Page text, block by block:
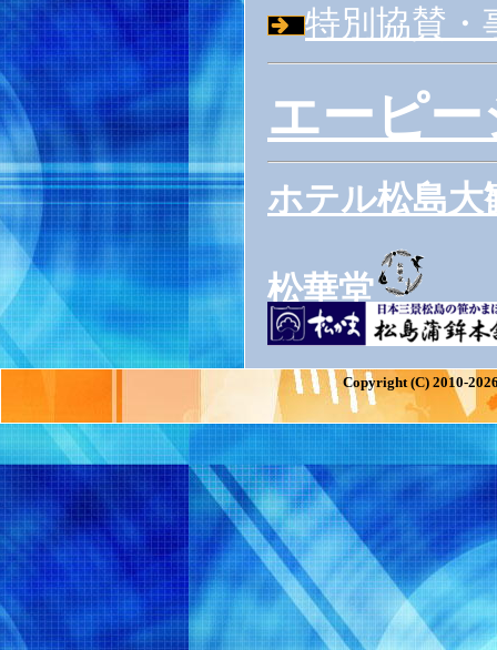
特別協賛・
エーピ
ホテル松島大
松華堂
Copyright (C) 2010-